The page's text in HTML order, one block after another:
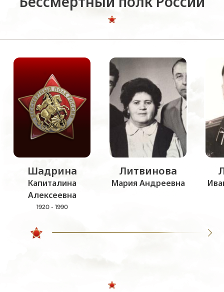
Шадрина
Капиталина
Алексеевна
1920 - 1990
Литвинова
Мария Андреевна